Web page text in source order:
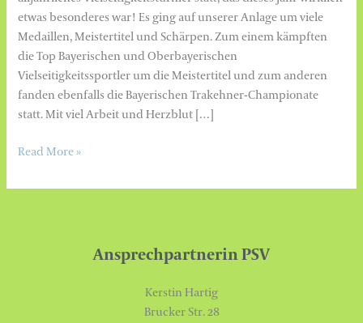
etwas besonderes war! Es ging auf unserer Anlage um viele
Medaillen, Meistertitel und Schärpen. Zum einem kämpften
die Top Bayerischen und Oberbayerischen
Vielseitigkeitssportler um die Meistertitel und zum anderen
fanden ebenfalls die Bayerischen Trakehner-Championate
statt. Mit viel Arbeit und Herzblut […]
Read More »
Ansprechpartnerin PSV
Kerstin Hartig
Brucker Str. 28